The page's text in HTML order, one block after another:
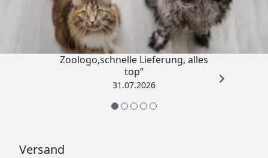
4,74/ 5
„Gute Erfahrung mit
Zoologo,schnelle Lieferung, alles
top“
31.07.2026
Versand